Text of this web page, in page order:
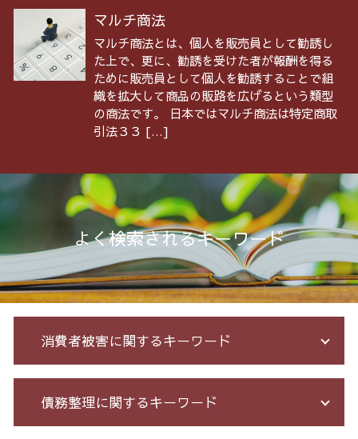
マルチ商法
マルチ商法とは、個人を販売員として勧誘し
た上で、更に、勧誘を受けた者が報酬を得る
ために販売員として個人を勧誘することで組
織を拡大して商品の販路を広げるという類型
の商法です。 日本ではマルチ商法は特定商取
引法３３ […]
よく検索されるキーワード
消費者被害に関するキーワード
詐欺 被害届 返金
架空請求 とは
債務整理に関するキーワード